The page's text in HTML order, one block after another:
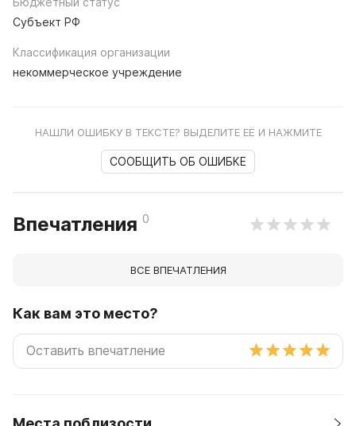
Субъект РФ
Классификация организации
некоммерческое учреждение
НАШЛИ ОШИБКУ В ТЕКСТЕ? ВЫДЕЛИТЕ ЕЁ И НАЖМИТЕ
СООБЩИТЬ ОБ ОШИБКЕ
Впечатления 0
ВСЕ ВПЕЧАТЛЕНИЯ
Как вам это место?